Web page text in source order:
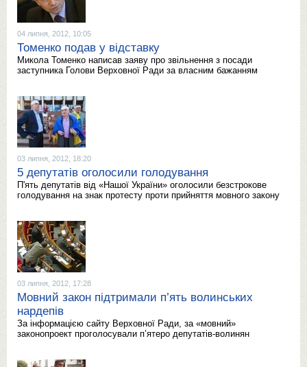
04 липня, 2012, 10:05
Томенко подав у відставку
Микола Томенко написав заяву про звільнення з посади
заступника Голови Верховної Ради за власним бажанням
03 липня, 2012, 18:20
5 депутатів оголосили голодування
П'ять депутатів від «Нашої України» оголосили безстрокове
голодування на знак протесту проти прийняття мовного закону
03 липня, 2012, 17:28
Мовний закон підтримали п’ять волинських
нардепів
За інформацією сайту Верховної Ради, за «мовний»
законопроект проголосували п’ятеро депутатів-волинян